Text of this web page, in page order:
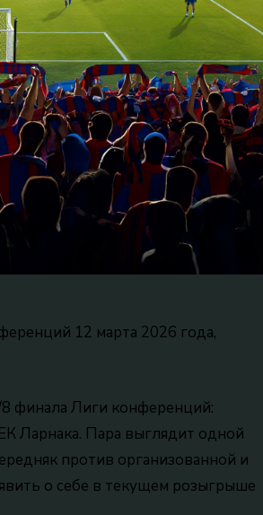
12 марта 2026 года,
финала Лиги конференций:
Ларнака. Пара выглядит одной
против организованной и
о себе в текущем розыгрыше